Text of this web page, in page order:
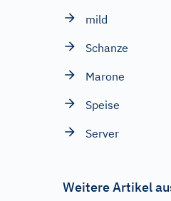
mild
Schanze
Marone
Speise
Server
Weitere Artikel